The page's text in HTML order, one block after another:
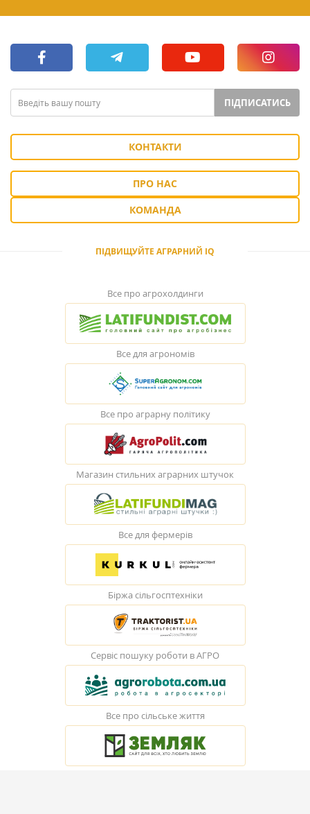
ПІДПИСАТИСЬ
КОНТАКТИ
ПРО НАС
КОМАНДА
ПІДВИЩУЙТЕ АГРАРНИЙ IQ
Все про агрохолдинги
Все для агрономів
Все про аграрну політику
Магазин стильних аграрних штучок
Все для фермерів
Біржа сільгосптехніки
Сервіс пошуку роботи в АГРО
Все про сільське життя